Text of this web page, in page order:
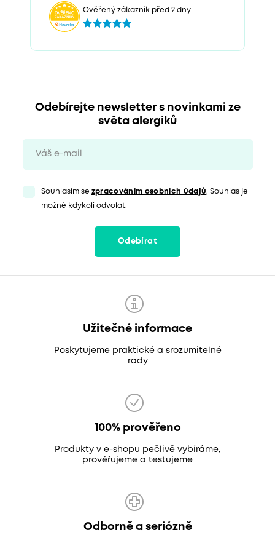
Ověřený zákazník před 2 dny
Odebírejte newsletter s novinkami ze
světa alergiků
Souhlasím se zpracováním osobních údajů. Souhlas je
možné kdykoli odvolat.
Odebírat
Užitečné informace
Poskytujeme praktické a srozumitelné
rady
100% prověřeno
Produkty v e-shopu pečlivě vybíráme,
prověřujeme a testujeme
Odborně a seriózně